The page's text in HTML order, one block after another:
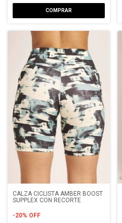
COMPRAR
CALZA CICLISTA AMBER BOOST
SUPPLEX CON RECORTE
-20% OFF